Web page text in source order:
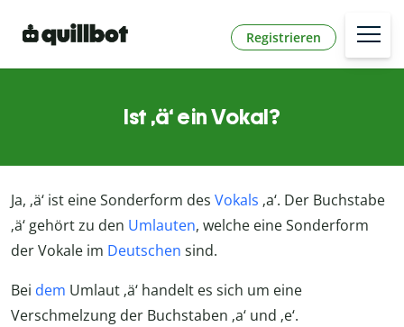
Registrieren
Ist ‚ä‘ ein Vokal?
Ja, ‚ä‘ ist eine Sonderform des Vokals ‚a‘. Der Buchstabe
‚ä‘ gehört zu den Umlauten, welche eine Sonderform
der Vokale im Deutschen sind.
Bei dem Umlaut ‚ä‘ handelt es sich um eine
Verschmelzung der Buchstaben ‚a‘ und ‚e‘.